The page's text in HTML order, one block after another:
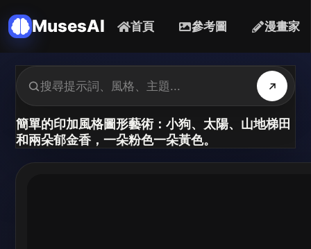
MusesAI 首頁 參考圖 漫畫家
簡單的印加風格圖形藝術：小狗、太陽、山地梯田
和兩朵郁金香，一朵粉色一朵黃色。